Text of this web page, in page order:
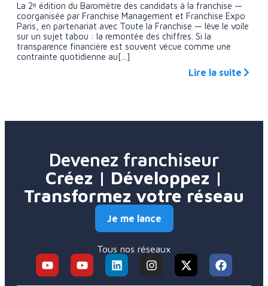
La 2ᵉ édition du Baromètre des candidats à la franchise —
coorganisée par Franchise Management et Franchise Expo
Paris, en partenariat avec Toute la Franchise — lève le voile
sur un sujet tabou : la remontée des chiffres. Si la
transparence financière est souvent vécue comme une
contrainte quotidienne au[...]
Lire la suite
Devenez franchiseur
Créez | Développez |
Transformez votre réseau
Je me lance
Tous nos réseaux